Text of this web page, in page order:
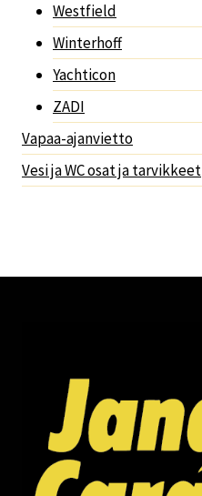
Westfield
Winterhoff
Yachticon
ZADI
Vapaa-ajanvietto
Vesi ja WC osat ja tarvikkeet